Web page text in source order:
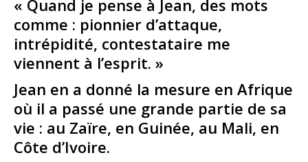
« Quand je pense à Jean, des mots
comme : pionnier d’attaque,
intrépidité, contestataire me
viennent à l’esprit. »
Jean en a donné la mesure en Afrique
où il a passé une grande partie de sa
vie : au Zaïre, en Guinée, au Mali, en
Côte d’Ivoire.